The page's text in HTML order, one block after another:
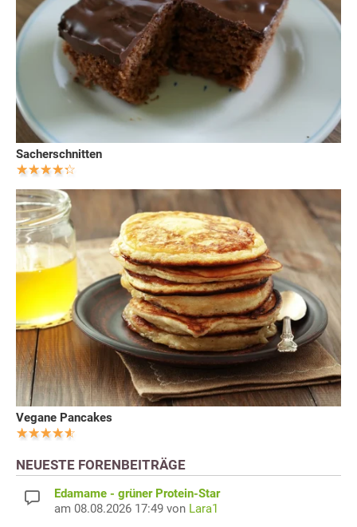
Sacherschnitten
Vegane Pancakes
NEUESTE FORENBEITRÄGE
Edamame - grüner Protein-Star
am 08.08.2026 17:49 von Lara1